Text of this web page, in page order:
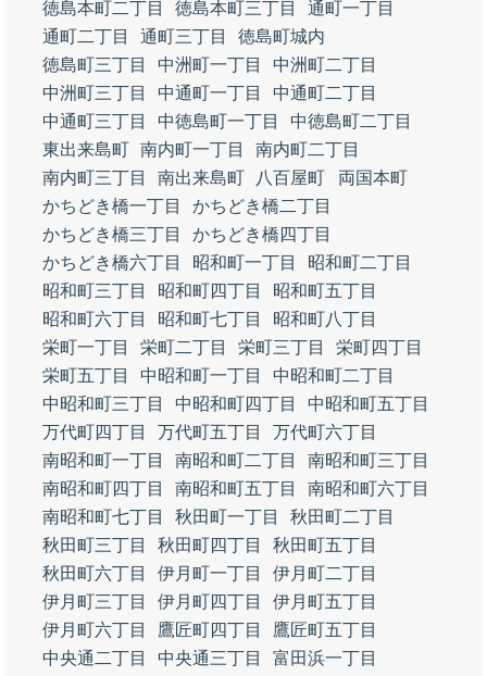
徳島本町二丁目 徳島本町三丁目
通町一丁目
通町二丁目
通町三丁目
徳島町城内
徳島町三丁目
中洲町一丁目
中洲町二丁目
中洲町三丁目
中通町一丁目
中通町二丁目
中通町三丁目
中徳島町一丁目
中徳島町二丁目
東出来島町 南内町一丁目
南内町二丁目
南内町三丁目
南出来島町 八百屋町
両国本町
かちどき橋一丁目
かちどき橋二丁目
かちどき橋三丁目
かちどき橋四丁目
かちどき橋六丁目
昭和町一丁目
昭和町二丁目
昭和町三丁目
昭和町四丁目
昭和町五丁目
昭和町六丁目
昭和町七丁目
昭和町八丁目
栄町一丁目
栄町二丁目 栄町三丁目
栄町四丁目
栄町五丁目
中昭和町一丁目
中昭和町二丁目
中昭和町三丁目
中昭和町四丁目
中昭和町五丁目
万代町四丁目
万代町五丁目
万代町六丁目
南昭和町一丁目
南昭和町二丁目
南昭和町三丁目
南昭和町四丁目
南昭和町五丁目
南昭和町六丁目
南昭和町七丁目
秋田町一丁目
秋田町二丁目
秋田町三丁目
秋田町四丁目
秋田町五丁目
秋田町六丁目
伊月町一丁目
伊月町二丁目
伊月町三丁目
伊月町四丁目
伊月町五丁目
伊月町六丁目
鷹匠町四丁目
鷹匠町五丁目
中央通二丁目
中央通三丁目
富田浜一丁目